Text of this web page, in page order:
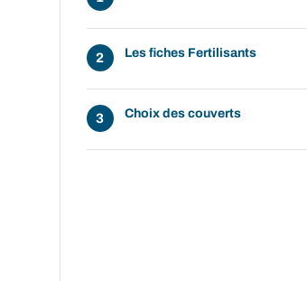
Les fiches Fertilisants
Choix des couverts